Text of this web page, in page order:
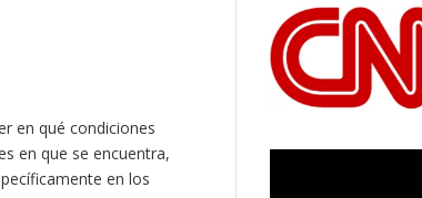
en qué condiciones
en que se encuentra,
en los